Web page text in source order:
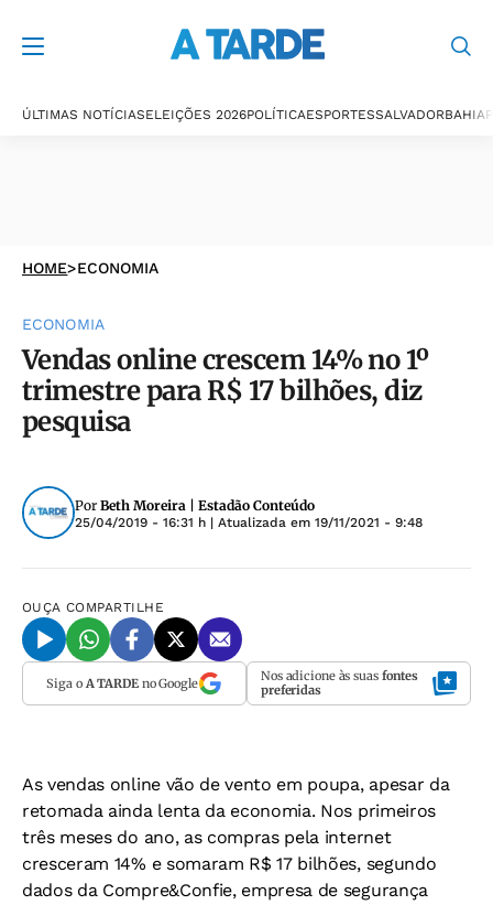
ÚLTIMAS NOTÍCIASELEIÇÕES 2026POLÍTICAESPORTESSALVADORBAHIA
HOME>ECONOMIA
ECONOMIA
Vendas online crescem 14% no 1º
trimestre para R$ 17 bilhões, diz
pesquisa
Por Beth Moreira | Estadão Conteúdo
25/04/2019 - 16:31 h | Atualizada em 19/11/2021 - 9:48
OUÇA COMPARTILHE
Siga o A TARDEno Google Nos adicione às suas fontes
preferidas
As vendas online vão de vento em poupa, apesar da
retomada ainda lenta da economia. Nos primeiros
três meses do ano, as compras pela internet
cresceram 14% e somaram R$ 17 bilhões, segundo
dados da Compre&Confie, empresa de segurança